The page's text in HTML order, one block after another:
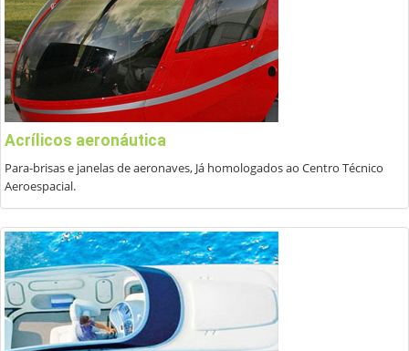
Serviços
Contato
Acrílicos aeronáutica
Para-brisas e janelas de aeronaves, Já homologados ao Centro Técnico
Aeroespacial.